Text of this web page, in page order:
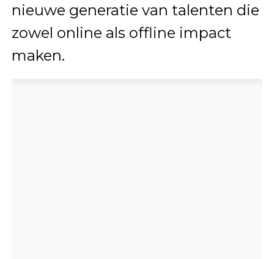
nieuwe generatie van talenten die
zowel online als offline impact
maken.